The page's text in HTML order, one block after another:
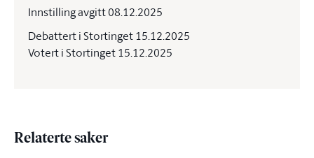
Innstilling avgitt 08.12.2025
Debattert i Stortinget 15.12.2025
Votert i Stortinget 15.12.2025
Relaterte saker